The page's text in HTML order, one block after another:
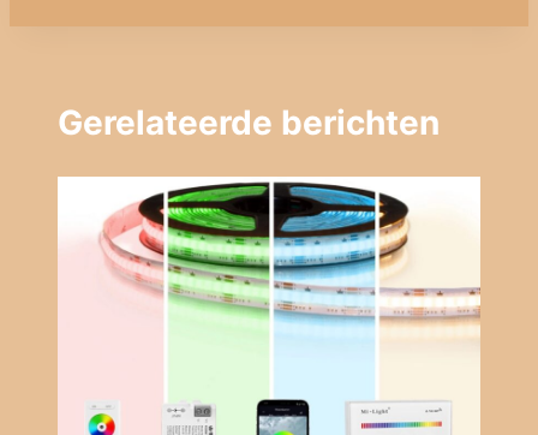
Gerelateerde berichten